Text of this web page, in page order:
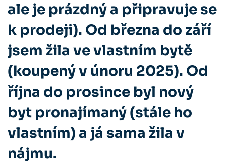
ale je prázdný a připravuje se
k prodeji). Od března do září
jsem žila ve vlastním bytě
(koupený v únoru 2025). Od
října do prosince byl nový
byt pronajímaný (stále ho
vlastním) a já sama žila v
nájmu.